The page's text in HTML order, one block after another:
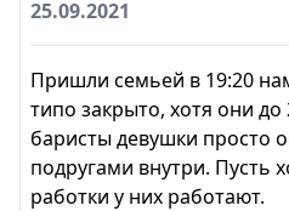
25.09.2021
Пришли семьей в 19:20
типо закрыто, хотя они
баристы девушки просто
подругами внутри. Пусть
работки у них работают.